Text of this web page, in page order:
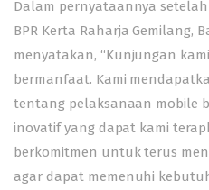
Dalam pernyataannya
BPR Kerta Raharja Gemilang,
menyatakan, “Kunjungan
bermanfaat. Kami
tentang pelaksanaan mobile
inovatif yang dapat kami
berkomitmen untuk terus
agar dapat memenuhi